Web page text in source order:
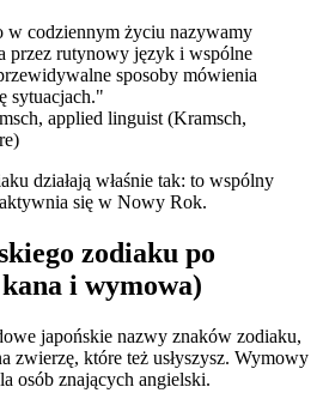
w codziennym życiu nazywamy
przez rutynowy język i wspólne
sposoby mówienia
sytuacjach."
applied linguist (Kramsch,
działają właśnie tak: to wspólny
się w Nowy Rok.
zodiaku po
i wymowa)
japońskie nazwy znaków zodiaku,
zwierzę, które też usłyszysz. Wymowy
osób znających angielski.